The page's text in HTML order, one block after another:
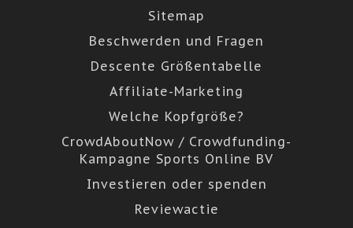
Sitemap
Beschwerden und Fragen
Descente Größentabelle
Affiliate-Marketing
Welche Kopfgröße?
CrowdAboutNow / Crowdfunding-
Kampagne Sports Online BV
Investieren oder spenden
Reviewactie